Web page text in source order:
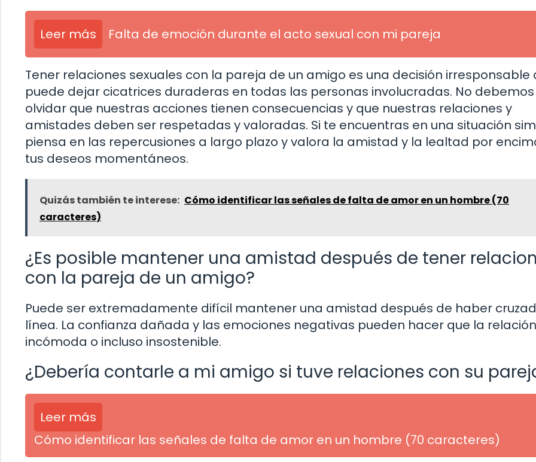
Leer más Falta de emoción durante el acto sexual con mi pareja
Tener relaciones sexuales con la pareja de un amigo es una decisión irresponsable
puede dejar cicatrices duraderas en todas las personas involucradas. No debemos
olvidar que nuestras acciones tienen consecuencias y que nuestras relaciones y
amistades deben ser respetadas y valoradas. Si te encuentras en una situación
piensa en las repercusiones a largo plazo y valora la amistad y la lealtad por
tus deseos momentáneos.
Quizás también te interese: Cómo identificar las señales de falta de amor en un hombre (70
caracteres)
¿Es posible mantener una amistad después de tener
con la pareja de un amigo?
Puede ser extremadamente difícil mantener una amistad después de haber
línea. La confianza dañada y las emociones negativas pueden hacer que la
incómoda o incluso insostenible.
¿Debería contarle a mi amigo si tuve relaciones con su
Leer más
Cómo identificar las señales de falta de amor en un hombre (70 caracteres)